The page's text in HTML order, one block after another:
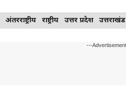
Skip
to
अंतरराष्ट्रीय राष्ट्रीय उत्तर प्रदेश उत्तराखंड
---